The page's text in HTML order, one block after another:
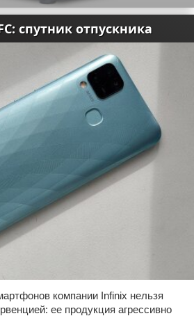
спутник отпускника
компании Infinix нельзя
ее продукция агрессивно